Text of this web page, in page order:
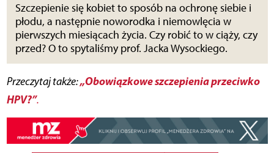
Szczepienie się kobiet to sposób na ochronę siebie i
płodu, a następnie noworodka i niemowlęcia w
pierwszych miesiącach życia. Czy robić to w ciąży, czy
przed? O to spytaliśmy prof. Jacka Wysockiego.
Przeczytaj także:„Obowiązkowe szczepienia przeciwko
HPV?”.